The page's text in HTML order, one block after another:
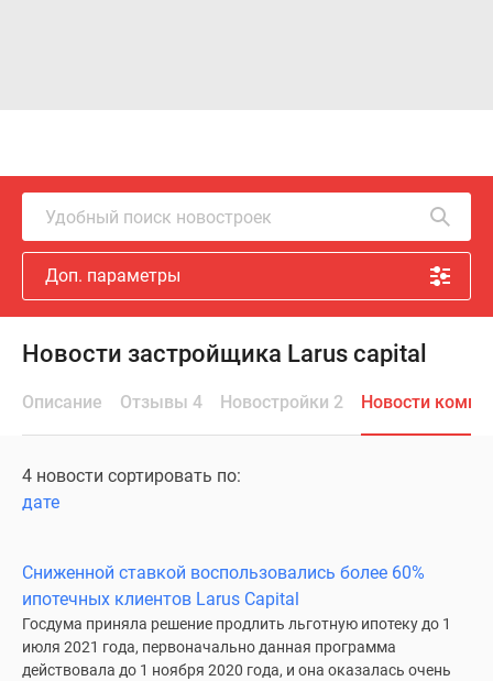
Удобный поиск новостроек
Доп. параметры
Новости застройщика Larus capital
Описание Отзывы 4 Новостройки 2 Новости
4 новости сортировать по:
дате
Сниженной ставкой воспользовались более 60%
ипотечных клиентов Larus Capital
Госдума приняла решение продлить льготную ипотеку до 1
июля 2021 года, первоначально данная программа
действовала до 1 ноября 2020 года, и она оказалась очень